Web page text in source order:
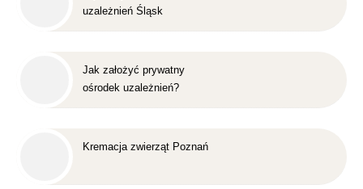
uzależnień Śląsk
Jak założyć prywatny
ośrodek uzależnień?
Kremacja zwierząt Poznań